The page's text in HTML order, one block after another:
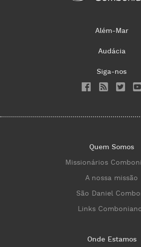
Além-Mar
Audácia
Siga-nos
Quem Somos
Missionários
A nossa missão
São Daniel
Links
Onde Estamos